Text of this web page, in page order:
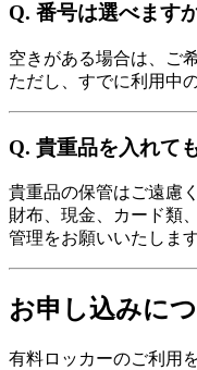
Q. 番号は選べます
空きがある場合は、ご
ただし、すでに利用中
Q. 貴重品を入れて
貴重品の保管はご遠慮
財布、現金、カード類
管理をお願いいたします
お申し込みに
有料ロッカーのご利用